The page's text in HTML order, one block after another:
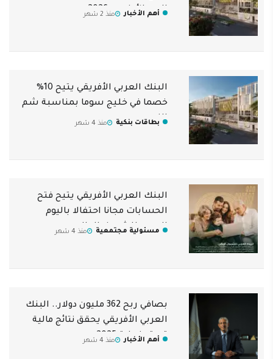
الربع الأول من 2026
أهم الأخبار منذ 2 شهر
البنك العربي الأفريقي يتيح 10%
خصما في خليج سوما بمناسبة شم
النسيم
بطاقات بنكية منذ 4 شهر
البنك العربي الأفريقي يتيح فتح
الحسابات مجانا احتفالا باليوم
العربي للشمول المالي
مسئولية مجتمعية منذ 4 شهر
بصافي ربح 362 مليون دولار.. البنك
العربي الأفريقي يحقق نتائج مالية
قوية بنهاية 2025
أهم الأخبار منذ 4 شهر